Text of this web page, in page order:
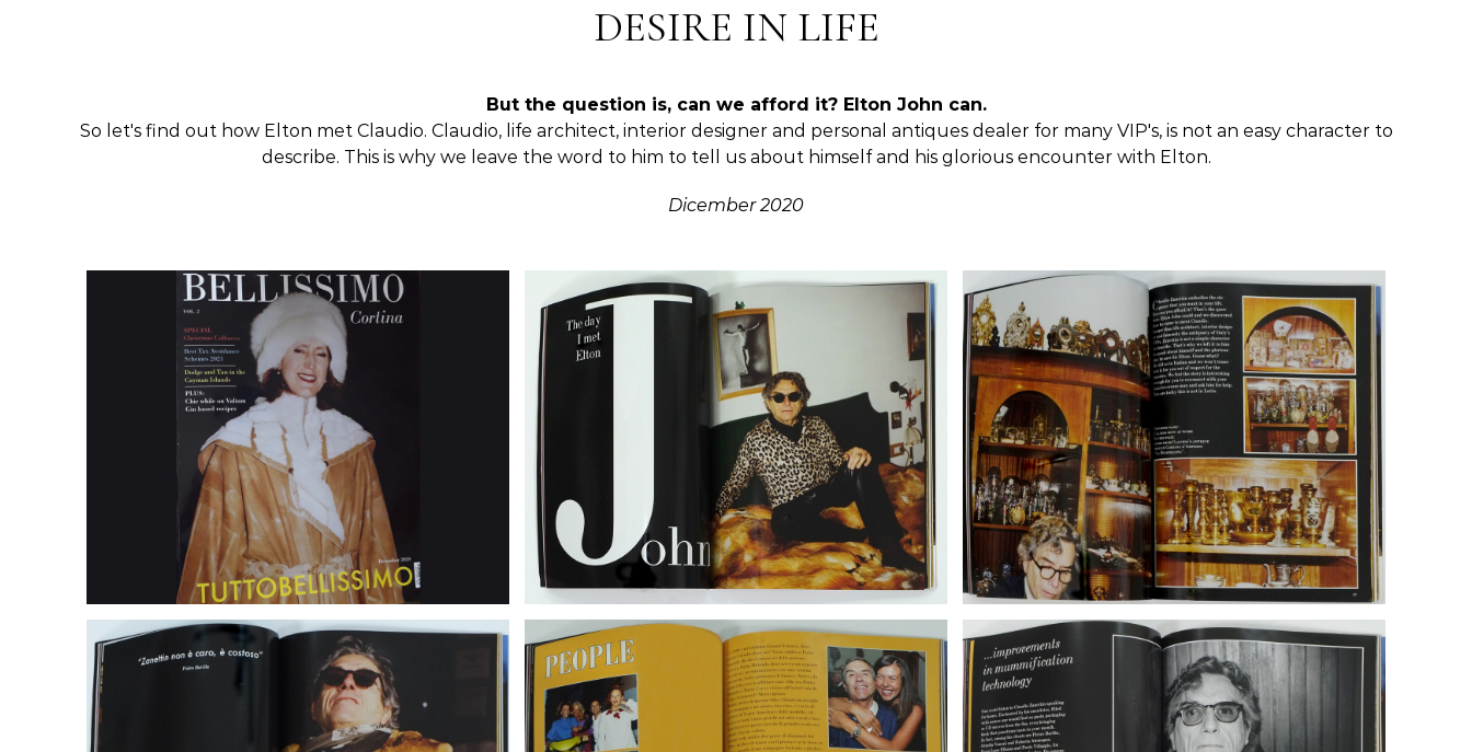
DESIRE IN LIFE
But the question is, can we afford it? Elton John can.
So let's find out how Elton met Claudio. Claudio, life architect, interior designer and personal antiques dealer for many VIP's, is not an easy character to
describe. This is why we leave the word to him to tell us about himself and his glorious encounter with Elton.
Dicember 2020